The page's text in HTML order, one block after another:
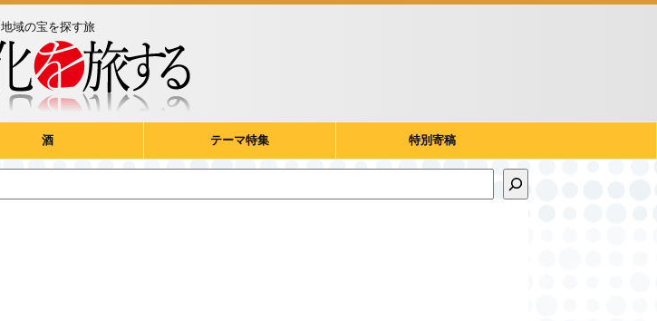
地域の宝を探す旅
酒 テーマ特集 特別寄稿